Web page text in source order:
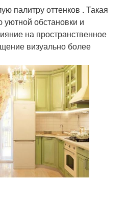
палитру оттенков . Такая
уютной обстановки и
на пространственное
визуально более